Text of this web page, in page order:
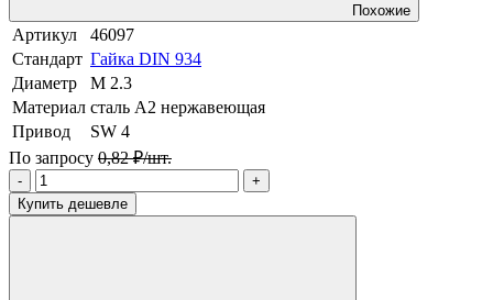
Похожие
Артикул
46097
Стандарт Гайка DIN 934
Диаметр
М 2.3
Материал сталь A2 нержавеющая
Привод
SW 4
По запросу 0,82 ₽/шт.
-
+
Купить дешевле